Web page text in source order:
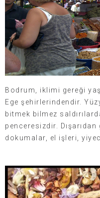
Bodrum, iklimi gereği
Ege şehirlerindendir.
bitmek bilmez
penceresizdir.
dokumalar, el işleri,